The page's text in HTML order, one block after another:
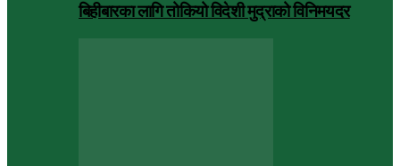
बिहीबारका लागि तोकियो विदेशी मुद्राको विनिमयदर